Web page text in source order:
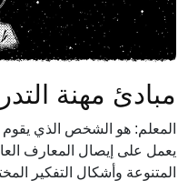
مبادئ مهنة
المعلم: هو الشخص الذي يقوم
يعمل على إيصال المعارف
المتنوعة وأشكال التفكير